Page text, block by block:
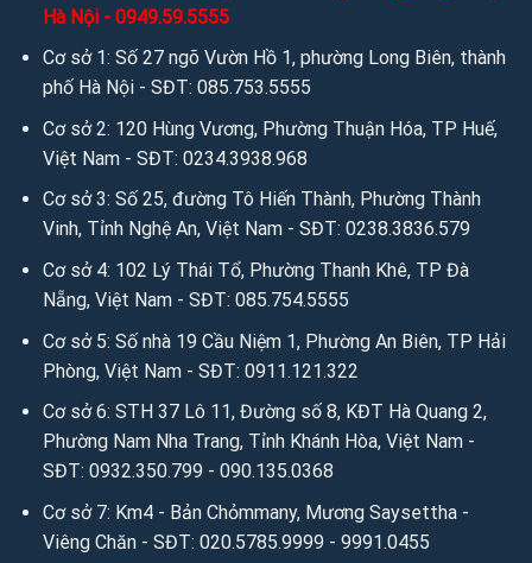
Hà Nội - 0949.59.5555
Cơ sở 1: Số 27 ngõ Vườn Hồ 1, phường Long Biên, thành
phố Hà Nội - SĐT: 085.753.5555
Cơ sở 2: 120 Hùng Vương, Phường Thuận Hóa, TP Huế,
Việt Nam - SĐT: 0234.3938.968
Cơ sở 3: Số 25, đường Tô Hiến Thành, Phường Thành
Vinh, Tỉnh Nghệ An, Việt Nam - SĐT: 0238.3836.579
Cơ sở 4: 102 Lý Thái Tổ, Phường Thanh Khê, TP Đà
Nẵng, Việt Nam - SĐT: 085.754.5555
Cơ sở 5: Số nhà 19 Cầu Niệm 1, Phường An Biên, TP Hải
Phòng, Việt Nam - SĐT: 0911.121.322
Cơ sở 6: STH 37 Lô 11, Đường số 8, KĐT Hà Quang 2,
Phường Nam Nha Trang, Tỉnh Khánh Hòa, Việt Nam -
SĐT: 0932.350.799 - 090.135.0368
Cơ sở 7: Km4 - Bản Chỏmmany, Mương Saysettha -
Viêng Chăn - SĐT: 020.5785.9999 - 9991.0455